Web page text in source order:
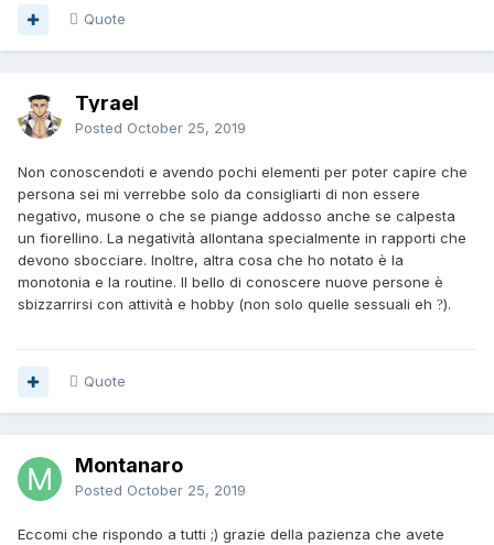
Quote
Tyrael
Posted October 25, 2019
Non conoscendoti e avendo pochi elementi per poter capire che
persona sei mi verrebbe solo da consigliarti di non essere
negativo, musone o che se piange addosso anche se calpesta
un fiorellino. La negatività allontana specialmente in rapporti che
devono sbocciare. Inoltre, altra cosa che ho notato è la
monotonia e la routine. Il bello di conoscere nuove persone è
sbizzarrirsi con attività e hobby (non solo quelle sessuali eh ?).
Quote
Montanaro
Posted October 25, 2019
Eccomi che rispondo a tutti ;) grazie della pazienza che avete